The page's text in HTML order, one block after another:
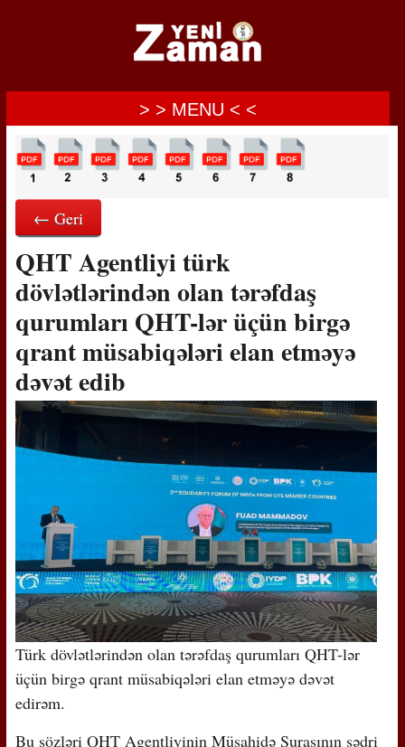
> > MENU < <
← Geri
QHT Agentliyi türk
dövlətlərindən olan tərəfdaş
qurumları QHT-lər üçün birgə
qrant müsabiqələri elan etməyə
dəvət edib
Türk dövlətlərindən olan tərəfdaş qurumları QHT-lər
üçün birgə qrant müsabiqələri elan etməyə dəvət
edirəm.
Bu sözləri QHT Agentliyinin Müşahidə Şurasının sədri